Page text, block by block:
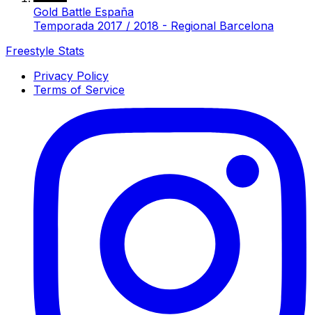
Gold Battle España
Temporada 2017 / 2018 - Regional Barcelona
Freestyle Stats
Privacy Policy
Terms of Service